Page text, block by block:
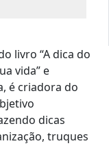
livro “A dica do
vida” e
é criadora do
dicas
truques